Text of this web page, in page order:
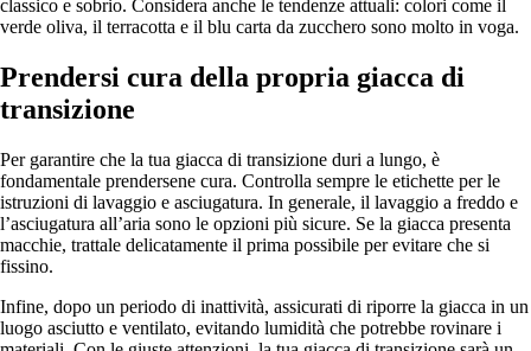
classico e sobrio. Considera anche le tendenze attuali: colori come il
verde oliva, il terracotta e il blu carta da zucchero sono molto in voga.
Prendersi cura della propria giacca di
transizione
Per garantire che la tua giacca di transizione duri a lungo, è
fondamentale prendersene cura. Controlla sempre le etichette per le
istruzioni di lavaggio e asciugatura. In generale, il lavaggio a freddo e
l’asciugatura all’aria sono le opzioni più sicure. Se la giacca presenta
macchie, trattale delicatamente il prima possibile per evitare che si
fissino.
Infine, dopo un periodo di inattività, assicurati di riporre la giacca in un
luogo asciutto e ventilato, evitando lumidità che potrebbe rovinare i